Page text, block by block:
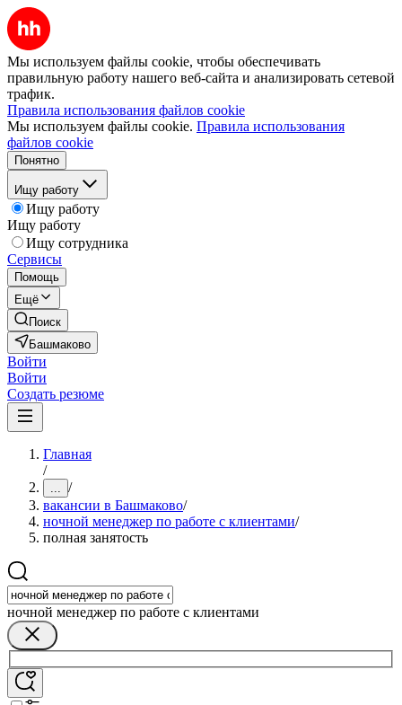
Мы используем файлы cookie, чтобы обеспечивать
правильную работу нашего веб-сайта и анализировать сетевой
трафик.
Правила использования файлов cookie
Мы используем файлы cookie. Правила использования
файлов cookie
Понятно
Ищу работу
Ищу работу
Ищу работу
Ищу сотрудника
Сервисы
Помощь
Ещё
Поиск
Башмаково
Войти
Войти
Создать резюме
Главная
/
... /
вакансии в Башмаково/
ночной менеджер по работе с клиентами/
полная занятость
ночной менеджер по работе с клиентами